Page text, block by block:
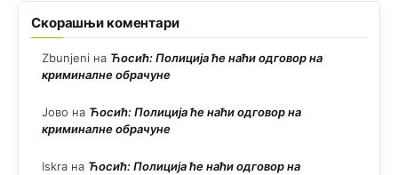
Скорашњи коментари
Zbunjeni на Ћосић: Полиција ће наћи одговор на
криминалне обрачуне
Јово на Ћосић: Полиција ће наћи одговор на
криминалне обрачуне
Iskra на Ћосић: Полиција ће наћи одговор на